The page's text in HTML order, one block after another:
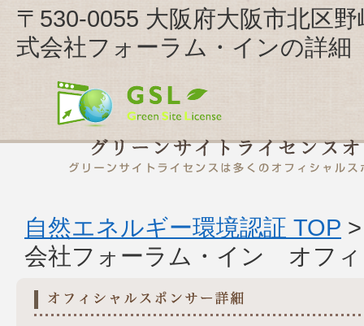
〒530-0055 大阪府大阪市北区
式会社フォーラム・インの詳細
自然エネルギー環境認証 TOP
会社フォーラム・イン オフ